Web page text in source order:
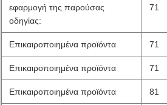
εφαρμογή της παρούσας
οδηγίας:
71
Επικαιροποιημένα προϊόντα 71
Επικαιροποιημένα προϊόντα 71
Επικαιροποιημένα προϊόντα 81